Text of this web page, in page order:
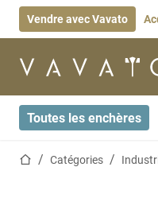
Vendre avec Vavato
Page d'accueil
Toutes les enchères
Page d'accueil
Catégories